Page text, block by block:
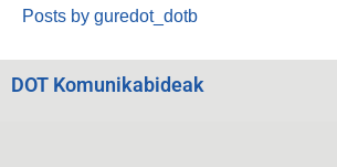
Posts by guredot_dotb
DOT Komunikabideak